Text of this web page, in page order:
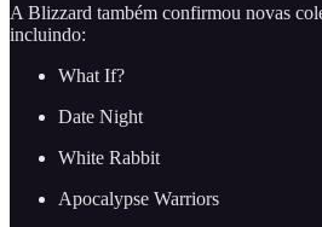
A Blizzard também confirmou novas
incluindo:
What If?
Date Night
White Rabbit
Apocalypse Warriors